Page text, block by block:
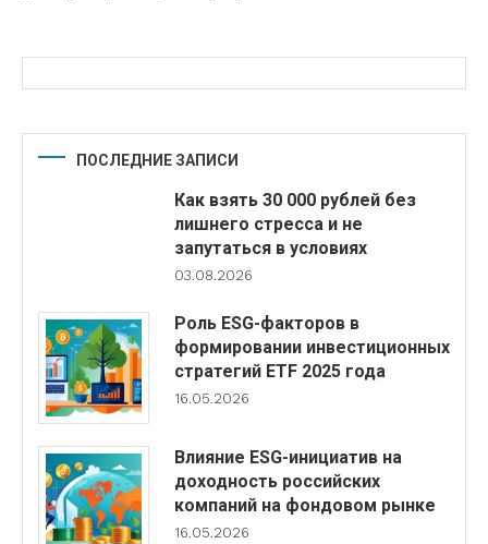
ПОСЛЕДНИЕ ЗАПИСИ
Как взять 30 000 рублей без
лишнего стресса и не
запутаться в условиях
03.08.2026
Роль ESG-факторов в
формировании инвестиционных
стратегий ETF 2025 года
16.05.2026
Влияние ESG-инициатив на
доходность российских
компаний на фондовом рынке
16.05.2026